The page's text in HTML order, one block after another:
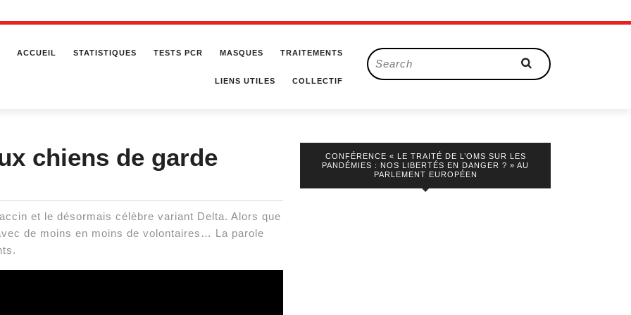
ACCUEIL STATISTIQUES TESTS PCR MASQUES TRAITEMENTS
LIENS UTILES COLLECTIF
Search
for:
chiens de garde
et le désormais célèbre variant Delta. Alors que
de moins en moins de volontaires… La parole
CONFÉRENCE « LE TRAITÉ DE L’OMS SUR LES
PANDÉMIES : NOS LIBERTÉS EN DANGER ? » AU
PARLEMENT EUROPÉEN